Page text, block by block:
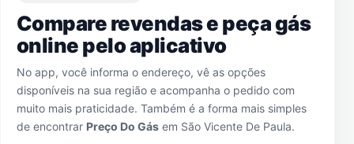
Compare revendas e peça gás
online pelo aplicativo
No app, você informa o endereço, vê as opções
disponíveis na sua região e acompanha o pedido com
muito mais praticidade. Também é a forma mais simples
de encontrar Preço Do Gás em São Vicente De Paula.